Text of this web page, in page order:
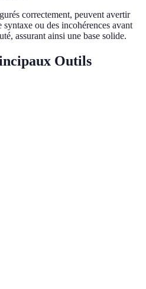
correctement, peuvent avertir
syntaxe ou des incohérences avant
assurant ainsi une base solide.
Outils